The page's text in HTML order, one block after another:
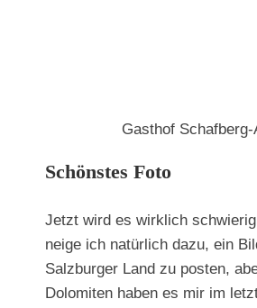
Gasthof Schafberg-
Schönstes Foto
Jetzt wird es wirklich
neige ich natürlich dazu, ein
Salzburger Land zu posten,
Dolomiten haben es mir im